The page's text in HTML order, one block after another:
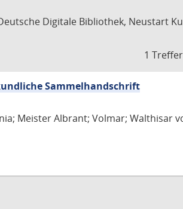
Digitale Bibliothek, Neustart
1 Treffer
Sammelhandschrift
Meister Albrant; Volmar; Walthisar